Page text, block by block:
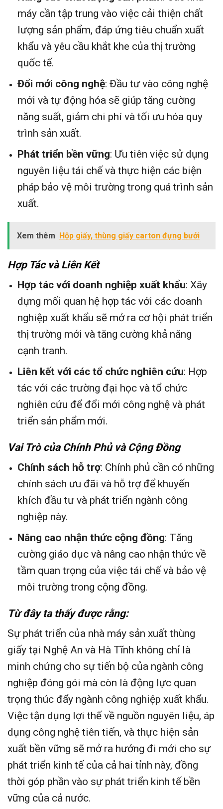
máy cần tập trung vào việc cải thiện chất
lượng sản phẩm, đáp ứng tiêu chuẩn xuất
khẩu và yêu cầu khắt khe của thị trường
quốc tế.
Đổi mới công nghệ: Đầu tư vào công nghệ
mới và tự động hóa sẽ giúp tăng cường
năng suất, giảm chi phí và tối ưu hóa quy
trình sản xuất.
Phát triển bền vững: Ưu tiên việc sử dụng
nguyên liệu tái chế và thực hiện các biện
pháp bảo vệ môi trường trong quá trình sản
xuất.
Xem thêm Hộp giấy, thùng giấy carton đựng bưởi
Hợp Tác và Liên Kết
Hợp tác với doanh nghiệp xuất khẩu: Xây
dựng mối quan hệ hợp tác với các doanh
nghiệp xuất khẩu sẽ mở ra cơ hội phát triển
thị trường mới và tăng cường khả năng
cạnh tranh.
Liên kết với các tổ chức nghiên cứu: Hợp
tác với các trường đại học và tổ chức
nghiên cứu để đổi mới công nghệ và phát
triển sản phẩm mới.
Vai Trò của Chính Phủ và Cộng Đồng
Chính sách hỗ trợ: Chính phủ cần có những
chính sách ưu đãi và hỗ trợ để khuyến
khích đầu tư và phát triển ngành công
nghiệp này.
Nâng cao nhận thức cộng đồng: Tăng
cường giáo dục và nâng cao nhận thức về
tầm quan trọng của việc tái chế và bảo vệ
môi trường trong cộng đồng.
Từ đây ta thấy được rằng:
Sự phát triển của nhà máy sản xuất thùng
giấy tại Nghệ An và Hà Tĩnh không chỉ là
minh chứng cho sự tiến bộ của ngành công
nghiệp đóng gói mà còn là động lực quan
trọng thúc đẩy ngành công nghiệp xuất khẩu.
Việc tận dụng lợi thế về nguồn nguyên liệu, áp
dụng công nghệ tiên tiến, và thực hiện sản
xuất bền vững sẽ mở ra hướng đi mới cho sự
phát triển kinh tế của cả hai tỉnh này, đồng
thời góp phần vào sự phát triển kinh tế bền
vững của cả nước.